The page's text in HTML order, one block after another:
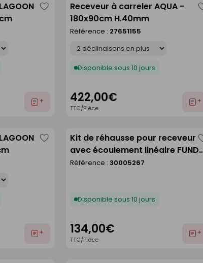
Ajouter
Enregistrer
comme
Receveur à carreler AQUA -
180x90cm H.40mm
Référence : 27651155
Disponible sous 10 jours
422,00€
TTC/Pièce
Ajouter
Enregistrer
comme
Kit de réhausse pour receveur
avec écoulement linéaire
- 120 x 120 cm
Référence : 30005267
Disponible sous 10 jours
134,00€
TTC/Pièce